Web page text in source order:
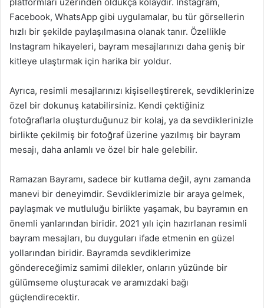
Facebook, WhatsApp gibi uygulamalar, bu tür görsellerin
hızlı bir şekilde paylaşılmasına olanak tanır. Özellikle
Instagram hikayeleri, bayram mesajlarınızı daha geniş bir
kitleye ulaştırmak için harika bir yoldur.
Ayrıca, resimli mesajlarınızı kişiselleştirerek, sevdiklerinize
özel bir dokunuş katabilirsiniz. Kendi çektiğiniz
fotoğraflarla oluşturduğunuz bir kolaj, ya da sevdiklerinizle
birlikte çekilmiş bir fotoğraf üzerine yazılmış bir bayram
mesajı, daha anlamlı ve özel bir hale gelebilir.
Ramazan Bayramı, sadece bir kutlama değil, aynı zamanda
manevi bir deneyimdir. Sevdiklerimizle bir araya gelmek,
paylaşmak ve mutluluğu birlikte yaşamak, bu bayramın en
önemli yanlarından biridir. 2021 yılı için hazırlanan resimli
bayram mesajları, bu duyguları ifade etmenin en güzel
yollarından biridir. Bayramda sevdiklerimize
göndereceğimiz samimi dilekler, onların yüzünde bir
gülümseme oluşturacak ve aramızdaki bağı
güçlendirecektir.